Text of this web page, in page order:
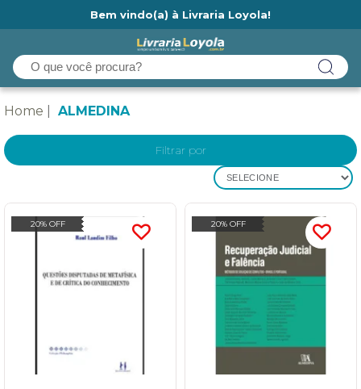
Bem vindo(a) à Livraria Loyola!
Home ALMEDINA
Filtrar por
SELECIONE
20% OFF 20% OFF